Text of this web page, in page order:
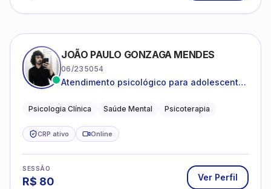
JOÃO PAULO GONZAGA MENDES
06/235054
Atendimento psicológico para adolescentes
depressão e autoestima.
Psicologia Clínica Saúde Mental Psicoterapia
CRP ativo Online
SESSÃO
R$ 80 Ver Perfil